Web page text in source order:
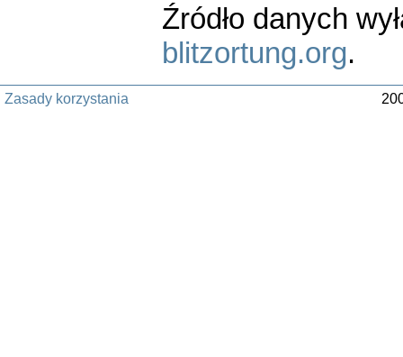
Źródło danych
blitzortung.org.
Zasady korzystania